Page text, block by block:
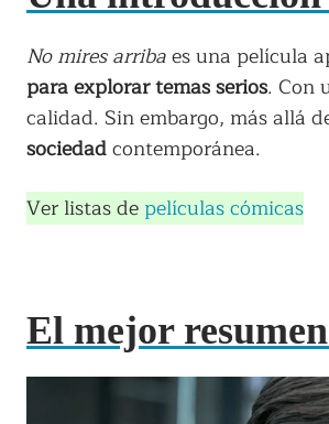
No mires arribaes una película
para explorar temas serios. Con
calidad. Sin embargo, más allá
sociedadcontemporánea.
Ver listas de películas cómicas
El mejor